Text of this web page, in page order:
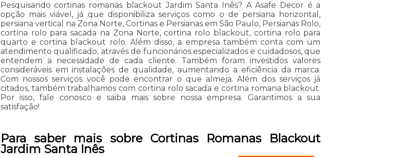
Pesquisando cortinas romanas blackout Jardim Santa Inês? A Asafe Decor é a
opção mais viável, já que disponibiliza serviços como o de persiana horizontal,
persiana vertical na Zona Norte, Cortinas e Persianas em São Paulo, Persianas Rolo,
cortina rolo para sacada na Zona Norte, cortina rolo blackout, cortina rolo para
quarto e cortina blackout rolo. Além disso, a empresa também conta com um
atendimento qualificado, através de funcionários especializados e cuidadosos, que
entendem a necessidade de cada cliente. Também foram investidos valores
consideráveis em instalações de qualidade, aumentando a eficiência da marca.
Com nossos serviços você pode encontrar o que almeja. Além dos serviços já
citados, também trabalhamos com cortina rolo sacada e cortina romana blackout.
Por isso, fale conosco e saiba mais sobre nossa empresa. Garantimos a sua
satisfação!
Para saber mais sobre Cortinas Romanas Blackout
Jardim Santa Inês